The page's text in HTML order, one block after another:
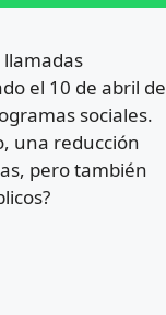
el 10 de abril de
sociales.
una reducción
pero también